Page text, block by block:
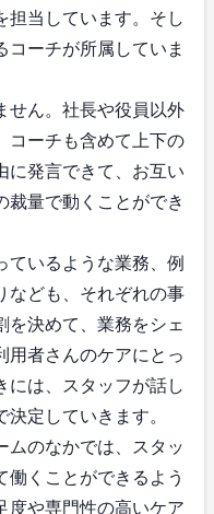
担当しています。そし
ーチが所属していま
ん。社長や役員以外
コーチも含めて上下の
に発言できて、お互い
量で動くことができ
いるような業務、例
なども、それぞれの事
を決めて、業務をシェ
用者さんのケアにとっ
には、スタッフが話し
定していきます。
ムのなかでは、スタッ
くことができるよう
度や専門性の高いケア